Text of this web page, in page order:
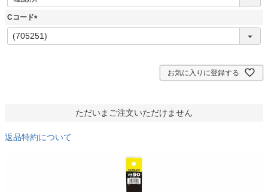
Cコード
(
必
お気に入りに登録する
ただいまご注文いただけません
返品特約について